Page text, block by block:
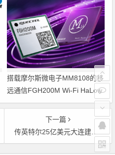
搭载摩尔斯微电子MM8108的移
远通信FGH200M Wi-Fi HaLow
模组 现已通过四项国际认证 可
下一篇
传英特尔25亿美元大连建厂 今天上午将确认